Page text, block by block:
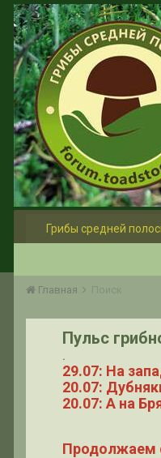
Грибы средней
Главная Поиск
Пульс
.
29.07: На
20.07:
20.07: А на
Продолжаем